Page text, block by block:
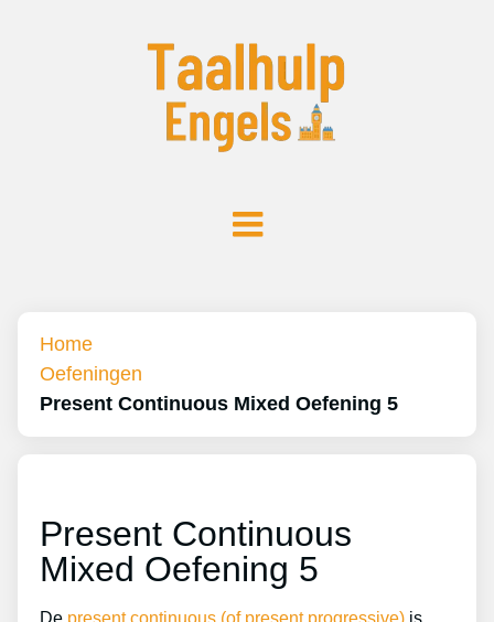
Home
Oefeningen
Present Continuous Mixed Oefening 5
Present Continuous
Mixed Oefening 5
De present continuous (of present progressive) is